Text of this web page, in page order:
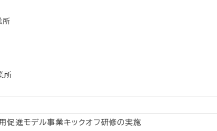
所
所
促進モデル事業キックオフ研修の実施